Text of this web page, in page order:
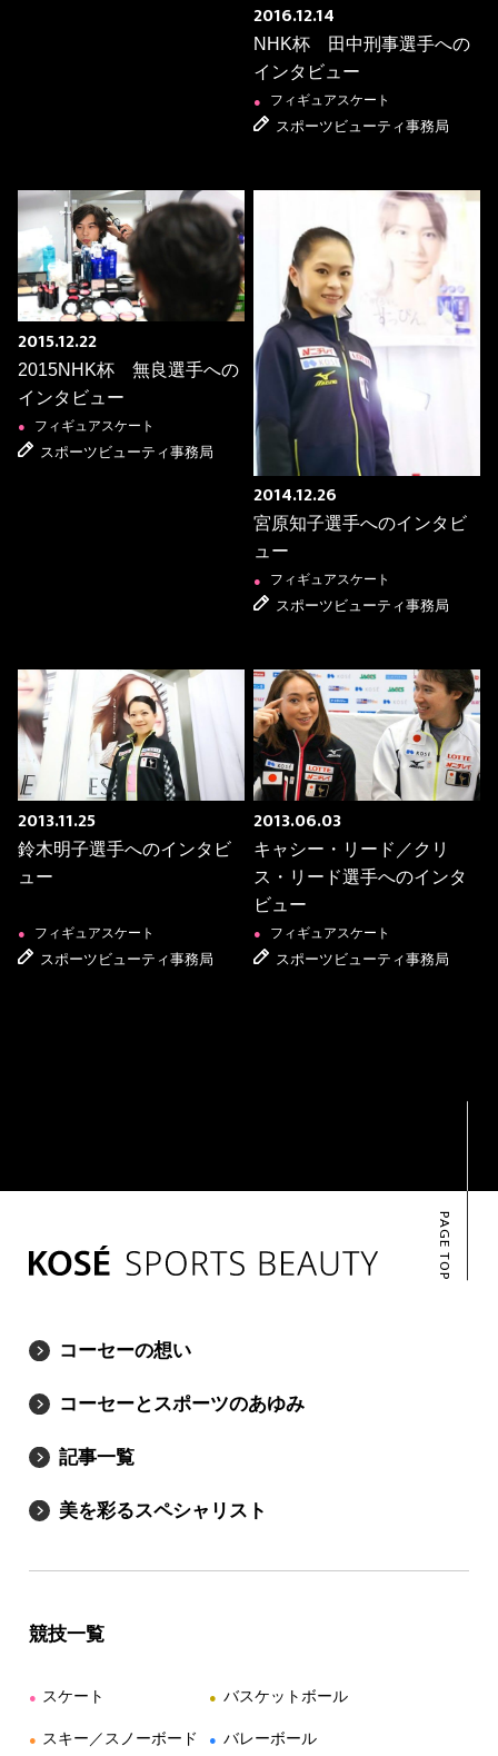
2016.12.14
NHK杯 田中刑事選手への
インタビュー
● フィギュアスケート
スポーツビューティ事務局
2015.12.22
2015NHK杯 無良選手への
インタビュー
● フィギュアスケート
スポーツビューティ事務局
2014.12.26
宮原知子選手へのインタビ
ュー
● フィギュアスケート
スポーツビューティ事務局
2013.11.25
鈴木明子選手へのインタビ
ュー
● フィギュアスケート
スポーツビューティ事務局
2013.06.03
キャシー・リード／クリ
ス・リード選手へのインタ
ビュー
● フィギュアスケート
スポーツビューティ事務局
PAGE TOP
コーセーの想い
コーセーとスポーツのあゆみ
記事一覧
美を彩るスペシャリスト
競技一覧
● スケート
● スキー／スノーボード
● バスケットボール
● バレーボール